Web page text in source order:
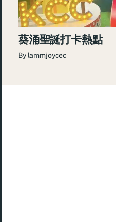
葵涌聖誕打卡熱點
By lammjoycec